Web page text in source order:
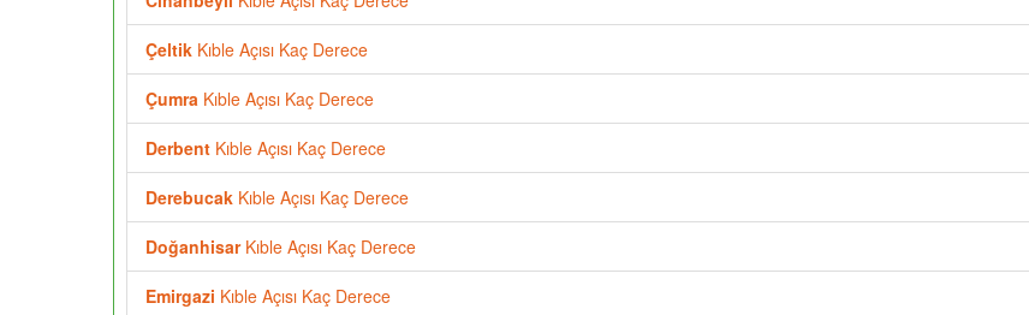
Çeltik Kıble Açısı Kaç Derece
Çumra Kıble Açısı Kaç Derece
Derbent Kıble Açısı Kaç Derece
Derebucak Kıble Açısı Kaç Derece
DoğanhisarKıble Açısı Kaç Derece
Emirgazi Kıble Açısı Kaç Derece